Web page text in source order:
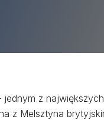
z
z Melsztyna